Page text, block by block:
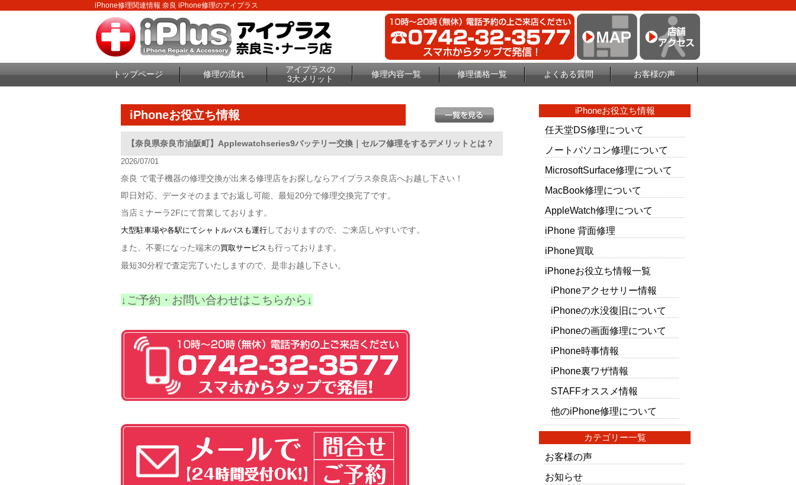
iPhone修理関連情報 奈良 iPhone修理のアイプラス
トップページ 修理の流れ
アイプラスの
3大メリット
修理内容一覧 修理価格一覧 よくある質問 お客様の声
iPhoneお役立ち情報
【奈良県奈良市油阪町】Applewatchseries9バッテリー交換｜セルフ修理をするデメリットとは？
2026/07/01
奈良 で電子機器の修理交換が出来る修理店をお探しならアイプラス奈良店へお越し下さい！
即日対応、データそのままでお返し可能、最短20分で修理交換完了です。
当店ミナーラ2Fにて営業しております。
大型駐車場や各駅にてシャトルバスも運行しておりますので、ご来店しやすいです。
また、不要になった端末の買取サービス も行っております。
最短30分程で査定完了いたしますので、是非お越し下さい。
↓ご予約・お問い合わせはこちらから↓
iPhoneお役立ち情報
任天堂DS修理について
ノートパソコン修理について
MicrosoftSurface修理について
MacBook修理について
AppleWatch修理について
iPhone 背面修理
iPhone買取
iPhoneお役立ち情報一覧
iPhoneアクセサリー情報
iPhoneの水没復旧について
iPhoneの画面修理について
iPhone時事情報
iPhone裏ワザ情報
STAFFオススメ情報
他のiPhone修理について
カテゴリー一覧
お客様の声
お知らせ